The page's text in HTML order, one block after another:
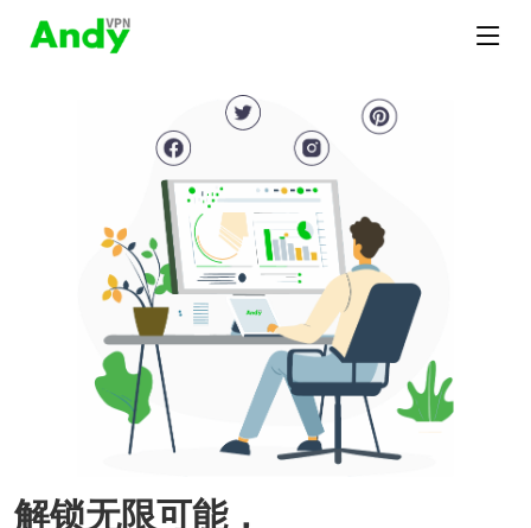
解锁无限可能，